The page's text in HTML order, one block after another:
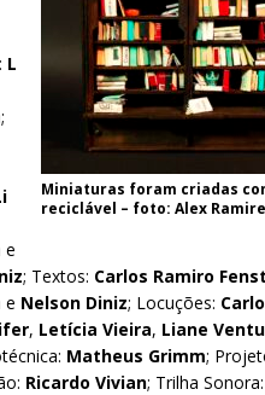
Miniaturas foram criadas
reciclável – foto: Alex
L
;
e
; Textos: Carlos Ramiro
e Nelson Diniz; Locuções:
, Letícia Vieira, Liane
Matheus Grimm;
Ricardo Vivian; Trilha Sonora: